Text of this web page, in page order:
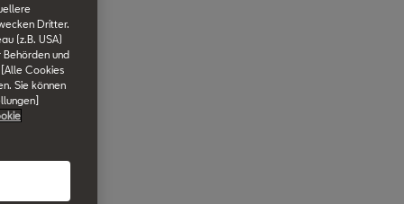
Dritter.
(z.B. USA)
und
[Alle Cookies
Sie können